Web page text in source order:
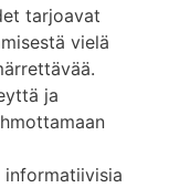
tarjoavat
vielä
ja
informatiivisia